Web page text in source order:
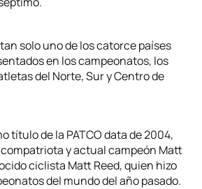
solo uno de los catorce países
en los campeonatos, los
del Norte, Sur y Centro de
título de la PATCO data de 2004,
y actual campeón Matt
ciclista Matt Reed, quien hizo
del mundo del año pasado.